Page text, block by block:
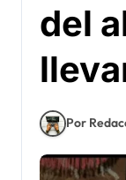
del
Por